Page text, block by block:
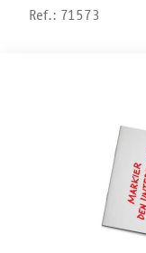
Ref.: 71573